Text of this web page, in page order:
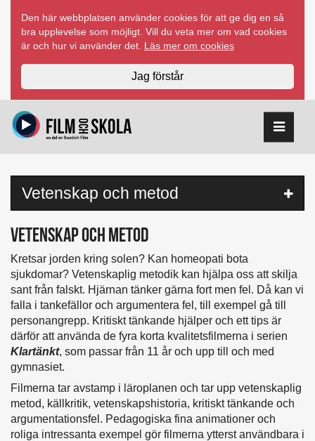
innehåll
Den här webbplatsen använder cookies för att ge dig en så
bra upplevelse som möjligt. Vill du veta mer om vad cookies
är och hur vi använder det. Läs mer om cookies
Jag förstår
över
sidomeny
Vetenskap och metod
Kretsar jorden kring solen? Kan homeopati bota
sjukdomar? Vetenskaplig metodik kan hjälpa oss att skilja
sant från falskt. Hjärnan tänker gärna fort men fel. Då kan vi
falla i tankefällor och argumentera fel, till exempel gå till
personangrepp. Kritiskt tänkande hjälper och ett tips är
därför att använda de fyra korta kvalitetsfilmerna i serien
Klartänkt, som passar från 11 år och upp till och med
gymnasiet.
Filmerna tar avstamp i läroplanen och tar upp vetenskaplig
metod, källkritik, vetenskapshistoria, kritiskt tänkande och
argumentationsfel. Pedagogiska fina animationer och
roliga intressanta exempel gör filmerna ytterst användbara i